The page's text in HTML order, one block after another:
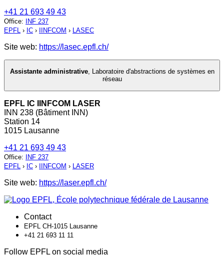
+41 21 693 49 43
Office:
INF 237
EPFL › IC › IINFCOM › LASEC
Site web: https://lasec.epfl.ch/
Assistante administrative, Laboratoire d'abstractions de systèmes en
réseau
EPFL IC IINFCOM LASER
INN 238 (Bâtiment INN)
Station 14
1015 Lausanne
+41 21 693 49 43
Office: INF 237
EPFL › IC › IINFCOM › LASER
Site web: https://laser.epfl.ch/
Contact
EPFL CH-1015 Lausanne
+41 21 693 11 11
Follow EPFL on social media